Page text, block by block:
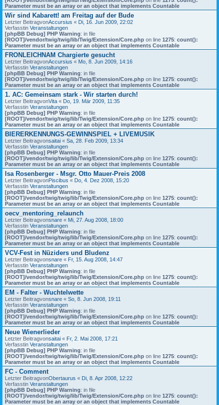
Parameter must be an array or an object that implements Countable
Wir sind Kabarett! am Freitag auf der Bude
Letzter BeitragvonAccursius « Di, 16. Jun 2009, 22:02
Verfasstin Veranstaltungen
[phpBB Debug] PHP Warning: in file
[ROOT]/vendor/twig/twig/lib/Twig/Extension/Core.php on line 1275: count():
Parameter must be an array or an object that implements Countable
FRONLEICHNAM Chargierte gesucht
Letzter BeitragvonAccursius « Mo, 8. Jun 2009, 14:16
Verfasstin Veranstaltungen
[phpBB Debug] PHP Warning: in file
[ROOT]/vendor/twig/twig/lib/Twig/Extension/Core.php on line 1275: count():
Parameter must be an array or an object that implements Countable
1. AC: Gemeinsam stark - Wir starten durch!
Letzter BeitragvonVita « Do, 19. Mär 2009, 11:35
Verfasstin Veranstaltungen
[phpBB Debug] PHP Warning: in file
[ROOT]/vendor/twig/twig/lib/Twig/Extension/Core.php on line 1275: count():
Parameter must be an array or an object that implements Countable
BIERERKENNUNGS-GEWINNSPIEL + LIVEMUSIK
Letzter Beitragvonsaitai « Sa, 28. Feb 2009, 13:34
Verfasstin Veranstaltungen
[phpBB Debug] PHP Warning: in file
[ROOT]/vendor/twig/twig/lib/Twig/Extension/Core.php on line 1275: count():
Parameter must be an array or an object that implements Countable
Isa Rosenberger - Msgr. Otto Mauer-Preis 2008
Letzter BeitragvonPiscibus « Do, 4. Dez 2008, 15:20
Verfasstin Veranstaltungen
[phpBB Debug] PHP Warning: in file
[ROOT]/vendor/twig/twig/lib/Twig/Extension/Core.php on line 1275: count():
Parameter must be an array or an object that implements Countable
oecv_mentoring_relaunch
Letzter Beitragvonsnare « Mi, 27. Aug 2008, 18:00
Verfasstin Veranstaltungen
[phpBB Debug] PHP Warning: in file
[ROOT]/vendor/twig/twig/lib/Twig/Extension/Core.php on line 1275: count():
Parameter must be an array or an object that implements Countable
VCV-Fest in Nüziders und Bludenz
Letzter Beitragvonsnare « Fr, 15. Aug 2008, 14:47
Verfasstin Veranstaltungen
[phpBB Debug] PHP Warning: in file
[ROOT]/vendor/twig/twig/lib/Twig/Extension/Core.php on line 1275: count():
Parameter must be an array or an object that implements Countable
EM - Falter - Wuchtelwette
Letzter Beitragvonsnare « So, 8. Jun 2008, 19:11
Verfasstin Veranstaltungen
[phpBB Debug] PHP Warning: in file
[ROOT]/vendor/twig/twig/lib/Twig/Extension/Core.php on line 1275: count():
Parameter must be an array or an object that implements Countable
Neue Wienerlieder
Letzter Beitragvonsaitai « Fr, 2. Mai 2008, 17:21
Verfasstin Veranstaltungen
[phpBB Debug] PHP Warning: in file
[ROOT]/vendor/twig/twig/lib/Twig/Extension/Core.php on line 1275: count():
Parameter must be an array or an object that implements Countable
FC - Comment
Letzter BeitragvonObertaurus « Di, 8. Apr 2008, 12:22
Verfasstin Veranstaltungen
[phpBB Debug] PHP Warning: in file
[ROOT]/vendor/twig/twig/lib/Twig/Extension/Core.php on line 1275: count():
Parameter must be an array or an object that implements Countable